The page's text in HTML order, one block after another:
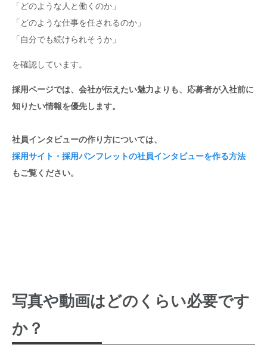
「どのような人と働くのか」
「どのような仕事を任されるのか」
「自分でも続けられそうか」
を確認しています。
採用ページでは、会社が伝えたい魅力よりも、応募者が入社前に
知りたい情報を優先します。
社員インタビューの作り方については、
採用サイト・採用パンフレットの社員インタビューを作る方法
もご覧ください。
写真や動画はどのくらい必要です
か？